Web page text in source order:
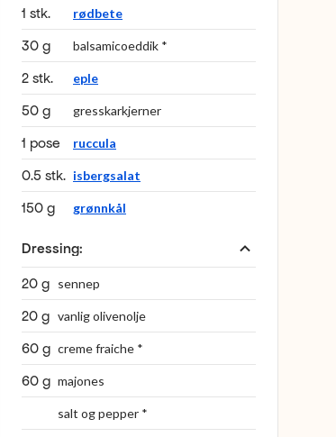
1 stk. rødbete
30 g balsamicoeddik *
2 stk. eple
50 g gresskarkjerner
1 pose ruccula
0.5 stk. isbergsalat
150 g grønnkål
Dressing:
20 g sennep
20 g vanlig olivenolje
60 g creme fraiche *
60 g majones
salt og pepper *